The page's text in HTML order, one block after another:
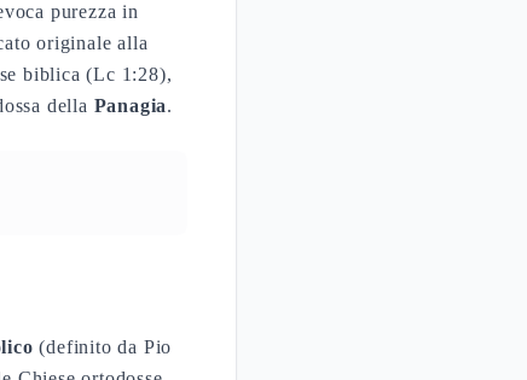
purezza in
originale alla
biblica (Lc 1:28),
della Panagia.
(definito da Pio